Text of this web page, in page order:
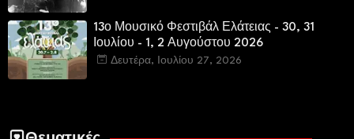
13ο Μουσικό Φεστιβάλ Ελάτειας - 30, 31
Ιουλίου - 1, 2 Αυγούστου 2026
Δευτέρα, Ιουλίου 27, 2026